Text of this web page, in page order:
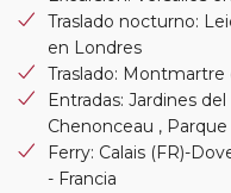
Traslado nocturno:
en Londres
Traslado: Montmartre
Entradas: Jardines
Chenonceau ,
Ferry: Calais (FR)-
- Francia